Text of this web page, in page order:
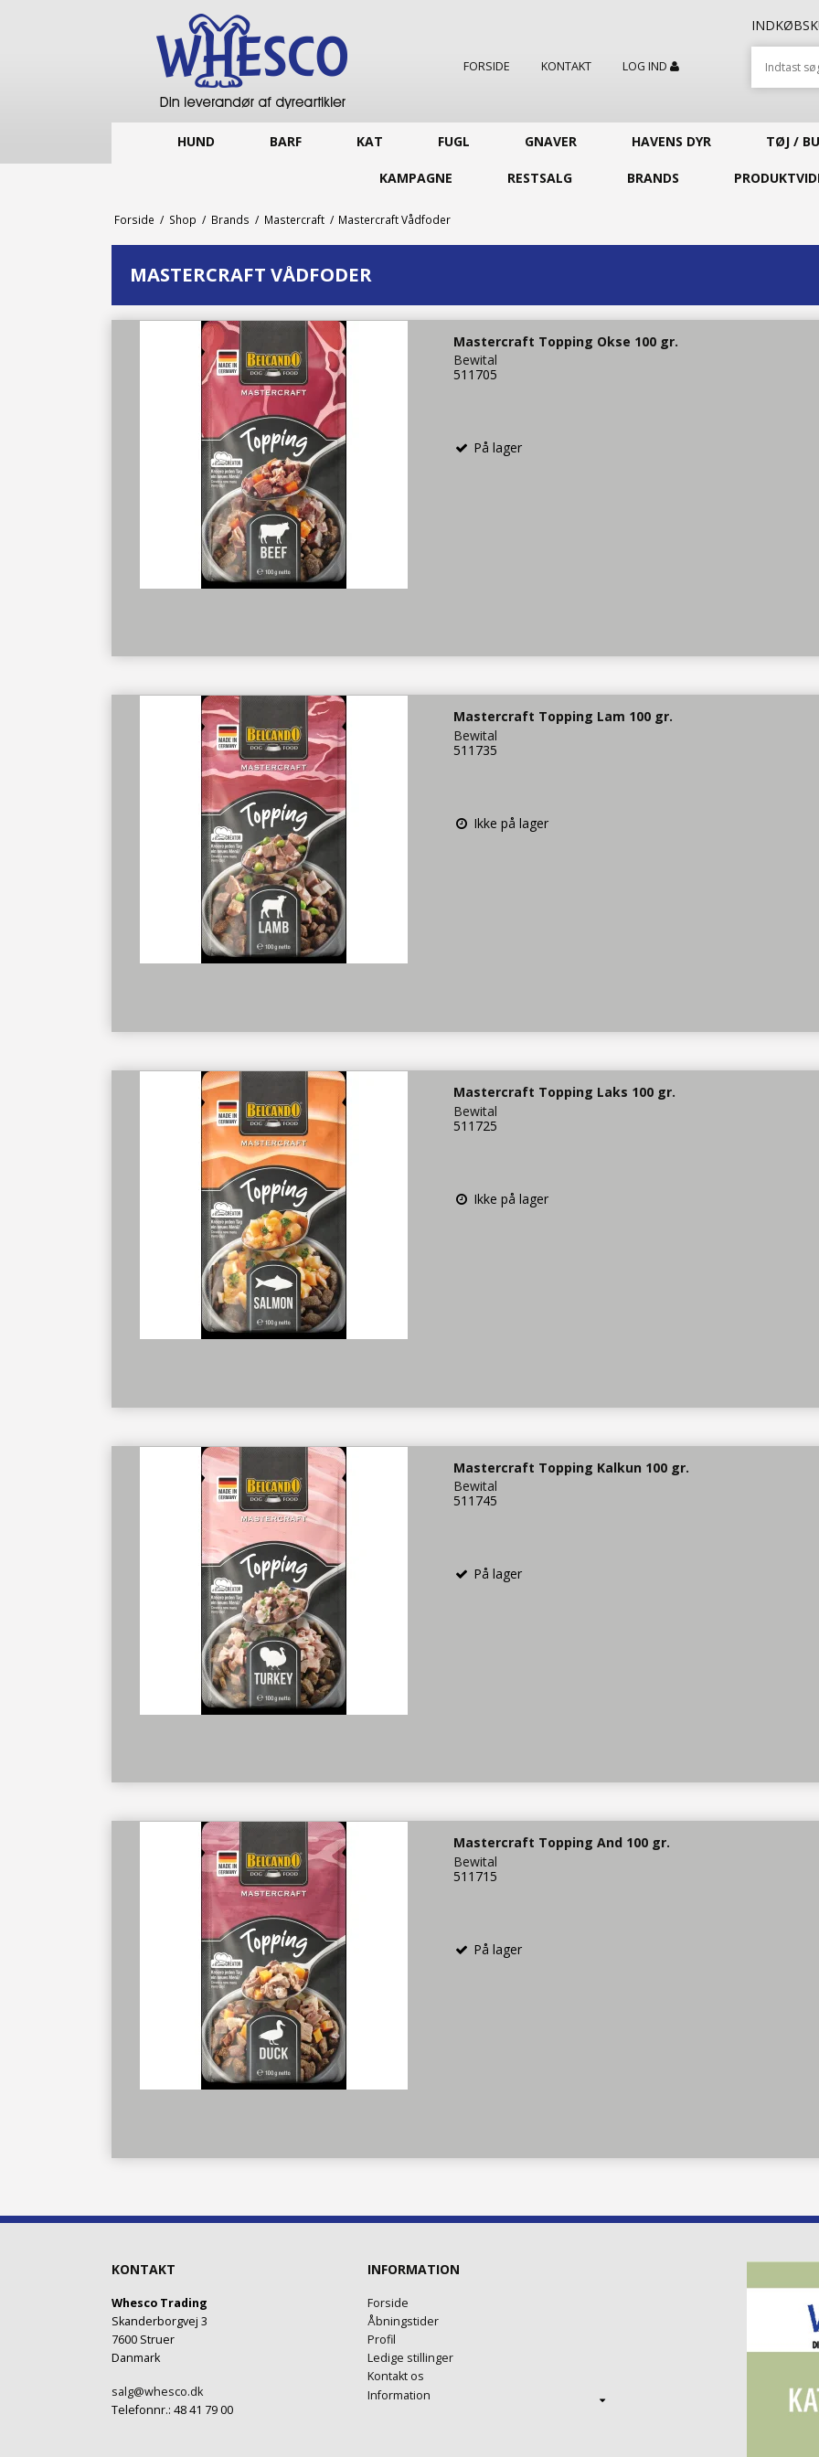
FORSIDE KONTAKT LOG IND
HUND BARF KAT FUGL GNAVER HAVENS DYR TØJ /
KAMPAGNE RESTSALG BRANDS
Forside / Shop / Brands / Mastercraft / Mastercraft Vådfoder
MASTERCRAFT VÅDFODER
Mastercraft Topping Okse 100 gr.
Bewital
511705
På lager
Mastercraft Topping Lam 100 gr.
Bewital
511735
Ikke på lager
Mastercraft Topping Laks 100 gr.
Bewital
511725
Ikke på lager
Mastercraft Topping Kalkun 100 gr.
Bewital
511745
På lager
Mastercraft Topping And 100 gr.
Bewital
511715
På lager
KONTAKT
Whesco Trading
Skanderborgvej 3
7600 Struer
Danmark
salg@whesco.dk
Telefonnr.: 48 41 79 00
INFORMATION
Forside
Åbningstider
Profil
Ledige stillinger
Kontakt os
Information